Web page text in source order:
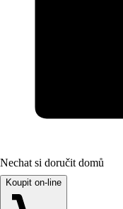
Nechat si doručit domů
Koupit on-line